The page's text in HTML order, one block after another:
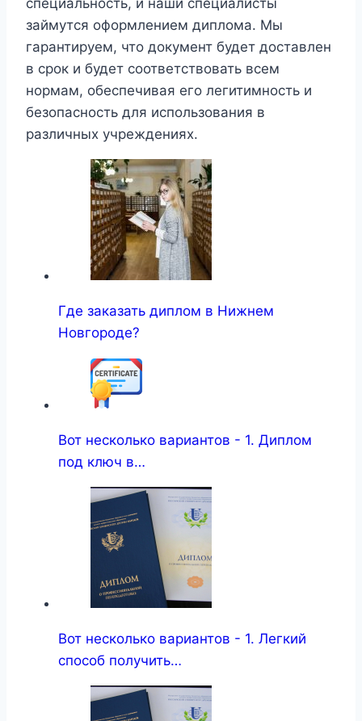
займутся оформлением диплома. Мы
гарантируем, что документ будет доставлен
в срок и будет соответствовать всем
нормам, обеспечивая его легитимность и
безопасность для использования в
различных учреждениях.
Где заказать диплом в Нижнем
Новгороде?
Вот несколько вариантов - 1. Диплом
под ключ в…
Вот несколько вариантов - 1. Легкий
способ получить…